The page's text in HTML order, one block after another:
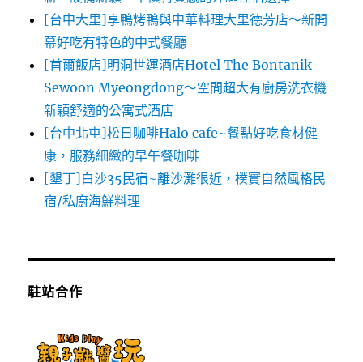
[台中大里]享鴨烤鴨與中華料理大里德芳店～新開
幕好吃有特色的中式餐廳
[首爾飯店]明洞世運酒店Hotel The Bontanik
Sewoon Myeongdong～空間超大有廚房洗衣機
新穎舒適的公寓式酒店
[台中北屯]松日咖啡Halo cafe~餐點好吃食材健
康，服務細緻的早午餐咖啡
[墾丁]白沙35民宿~離沙灘很近，樸實自然風格民
宿/私廚海鮮料理
駐站合作